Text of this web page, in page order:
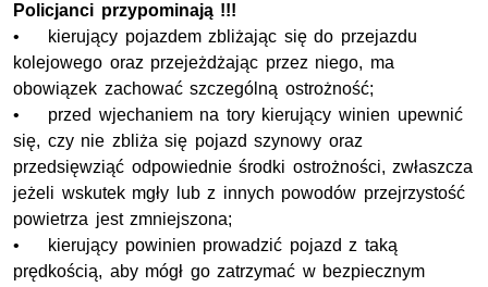
Policjanci przypominają !!!
• kierujący pojazdem zbliżając się do przejazdu
kolejowego oraz przejeżdżając przez niego, ma
obowiązek zachować szczególną ostrożność;
• przed wjechaniem na tory kierujący winien upewnić
się, czy nie zbliża się pojazd szynowy oraz
przedsięwziąć odpowiednie środki ostrożności, zwłaszcza
jeżeli wskutek mgły lub z innych powodów przejrzystość
powietrza jest zmniejszona;
• kierujący powinien prowadzić pojazd z taką
prędkością, aby mógł go zatrzymać w bezpiecznym